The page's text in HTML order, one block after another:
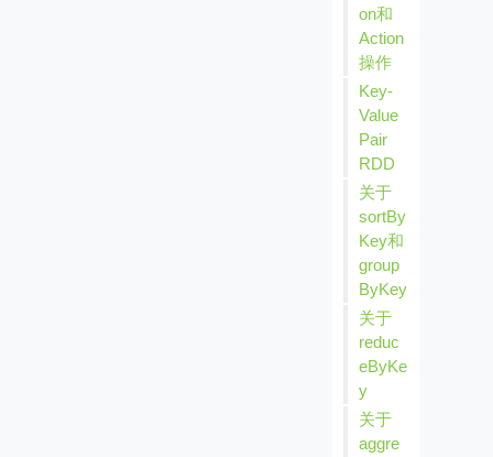
on和
Action
操作
Key-
Value
Pair
RDD
关于
sortBy
Key和
group
ByKey
关于
reduc
eByKe
y
关于
aggre